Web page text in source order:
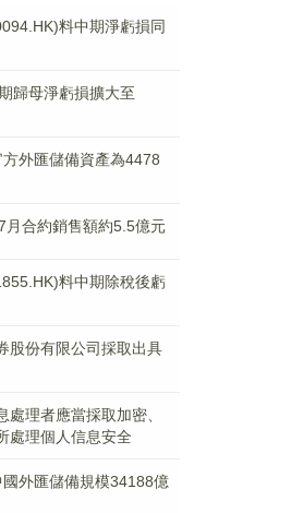
料中期淨虧損同
歸母淨虧損擴大至
外匯儲備資產為4478
合約銷售額約5.5億元
料中期除稅後虧
股份有限公司採取出具
理者應當採取加密、
處理個人信息安全
外匯儲備規模34188億